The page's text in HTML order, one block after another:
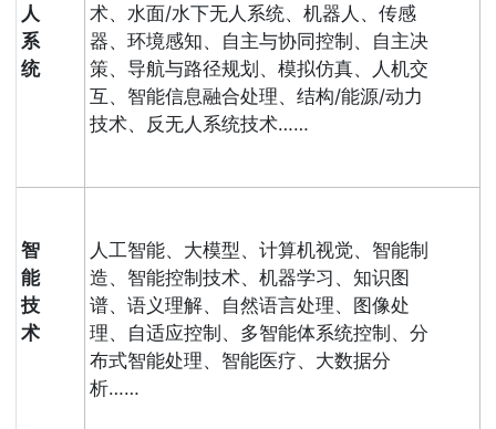
人
系
统
术、水面/水下无人系统、机器人、传感
器、环境感知、自主与协同控制、自主决
策、导航与路径规划、模拟仿真、人机交
互、智能信息融合处理、结构/能源/动力
技术、反无人系统技术……
智
能
技
术
人工智能、大模型、计算机视觉、智能制
造、智能控制技术、机器学习、知识图
谱、语义理解、自然语言处理、图像处
理、自适应控制、多智能体系统控制、分
布式智能处理、智能医疗、大数据分
析……